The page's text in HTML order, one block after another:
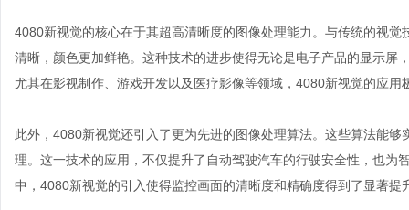
4080新视觉的核心在于其超高清晰度的图像处理能力。与传统的视
清晰，颜色更加鲜艳。这种技术的进步使得无论是电子产品的显示屏
尤其在影视制作、游戏开发以及医疗影像等领域，4080新视觉的应用
此外，4080新视觉还引入了更为先进的图像处理算法。这些算法能
理。这一技术的应用，不仅提升了自动驾驶汽车的行驶安全性，也为
中，4080新视觉的引入使得监控画面的清晰度和精确度得到了显著提